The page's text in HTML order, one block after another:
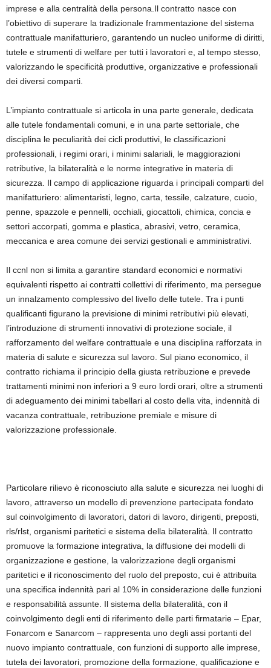
imprese e alla centralità della persona.Il contratto nasce con
l’obiettivo di superare la tradizionale frammentazione del sistema
contrattuale manifatturiero, garantendo un nucleo uniforme di diritti,
tutele e strumenti di welfare per tutti i lavoratori e, al tempo stesso,
valorizzando le specificità produttive, organizzative e professionali
dei diversi comparti.
L’impianto contrattuale si articola in una parte generale, dedicata
alle tutele fondamentali comuni, e in una parte settoriale, che
disciplina le peculiarità dei cicli produttivi, le classificazioni
professionali, i regimi orari, i minimi salariali, le maggiorazioni
retributive, la bilateralità e le norme integrative in materia di
sicurezza. Il campo di applicazione riguarda i principali comparti del
manifatturiero: alimentaristi, legno, carta, tessile, calzature, cuoio,
penne, spazzole e pennelli, occhiali, giocattoli, chimica, concia e
settori accorpati, gomma e plastica, abrasivi, vetro, ceramica,
meccanica e area comune dei servizi gestionali e amministrativi.
Il ccnl non si limita a garantire standard economici e normativi
equivalenti rispetto ai contratti collettivi di riferimento, ma persegue
un innalzamento complessivo del livello delle tutele. Tra i punti
qualificanti figurano la previsione di minimi retributivi più elevati,
l’introduzione di strumenti innovativi di protezione sociale, il
rafforzamento del welfare contrattuale e una disciplina rafforzata in
materia di salute e sicurezza sul lavoro. Sul piano economico, il
contratto richiama il principio della giusta retribuzione e prevede
trattamenti minimi non inferiori a 9 euro lordi orari, oltre a strumenti
di adeguamento dei minimi tabellari al costo della vita, indennità di
vacanza contrattuale, retribuzione premiale e misure di
valorizzazione professionale.
Particolare rilievo è riconosciuto alla salute e sicurezza nei luoghi di
lavoro, attraverso un modello di prevenzione partecipata fondato
sul coinvolgimento di lavoratori, datori di lavoro, dirigenti, preposti,
rls/rlst, organismi paritetici e sistema della bilateralità. Il contratto
promuove la formazione integrativa, la diffusione dei modelli di
organizzazione e gestione, la valorizzazione degli organismi
paritetici e il riconoscimento del ruolo del preposto, cui è attribuita
una specifica indennità pari al 10% in considerazione delle funzioni
e responsabilità assunte. Il sistema della bilateralità, con il
coinvolgimento degli enti di riferimento delle parti firmatarie – Epar,
Fonarcom e Sanarcom – rappresenta uno degli assi portanti del
nuovo impianto contrattuale, con funzioni di supporto alle imprese,
tutela dei lavoratori, promozione della formazione, qualificazione e